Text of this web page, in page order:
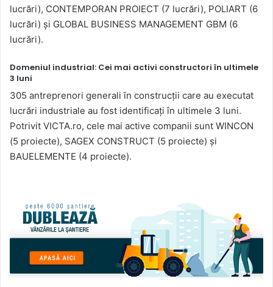
lucrări), CONTEMPORAN PROIECT (7 lucrări), POLIART (6
lucrări) și GLOBAL BUSINESS MANAGEMENT GBM (6
lucrări).
Domeniul industrial: Cei mai activi constructori în ultimele
3 luni
305 antreprenori generali în construcții care au executat
lucrări industriale au fost identificați în ultimele 3 luni.
Potrivit VICTA.ro, cele mai active companii sunt WINCON
(5 proiecte), SAGEX CONSTRUCT (5 proiecte) și
BAUELEMENTE (4 proiecte).